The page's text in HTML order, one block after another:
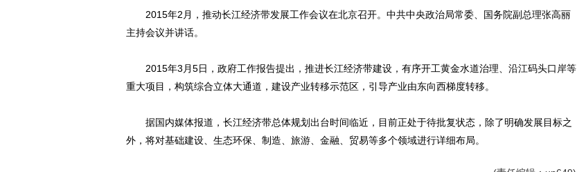
2015年2月，推动长江经济带发展工作会议在北京召开。中共中央政治局常委、国务院副总理张高丽
主持会议并讲话。
2015年3月5日，政府工作报告提出，推进长江经济带建设，有序开工黄金水道治理、沿江码头口岸等
重大项目，构筑综合立体大通道，建设产业转移示范区，引导产业由东向西梯度转移。
据国内媒体报道，长江经济带总体规划出台时间临近，目前正处于待批复状态，除了明确发展目标之
外，将对基础建设、生态环保、制造、旅游、金融、贸易等多个领域进行详细布局。